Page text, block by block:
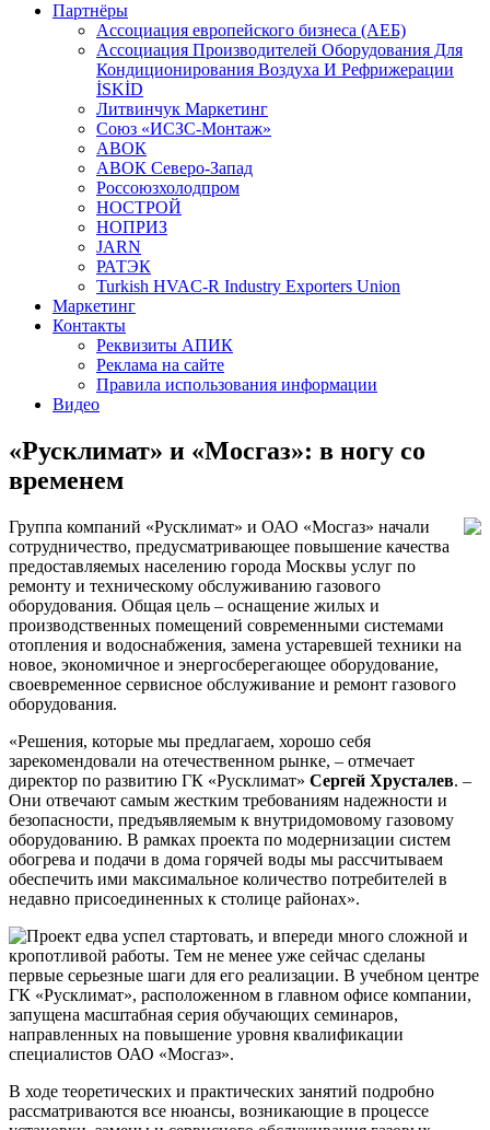
Партнёры
Ассоциация европейского бизнеса (АЕБ)
Aссоциация Производителей Оборудования Для
Кондиционирования Воздуха И Рефрижерации
İSKİD
Литвинчук Маркетинг
Союз «ИСЗС-Монтаж»
АВОК
АВОК Северо-Запад
Россоюзхолодпром
НОСТРОЙ
НОПРИЗ
JARN
РАТЭК
Turkish HVAC-R Industry Exporters Union
Маркетинг
Контакты
Реквизиты АПИК
Реклама на сайте
Правила использования информации
Видео
«Русклимат» и «Мосгаз»: в ногу со
временем
Группа компаний «Русклимат» и ОАО «Мосгаз» начали
сотрудничество, предусматривающее повышение качества
предоставляемых населению города Москвы услуг по
ремонту и техническому обслуживанию газового
оборудования. Общая цель – оснащение жилых и
производственных помещений современными системами
отопления и водоснабжения, замена устаревшей техники на
новое, экономичное и энергосберегающее оборудование,
своевременное сервисное обслуживание и ремонт газового
оборудования.
«Решения, которые мы предлагаем, хорошо себя
зарекомендовали на отечественном рынке, – отмечает
директор по развитию ГК «Русклимат» Сергей Хрусталев. –
Они отвечают самым жестким требованиям надежности и
безопасности, предъявляемым к внутридомовому газовому
оборудованию. В рамках проекта по модернизации систем
обогрева и подачи в дома горячей воды мы рассчитываем
обеспечить ими максимальное количество потребителей в
недавно присоединенных к столице районах».
Проект едва успел стартовать, и впереди много сложной и
кропотливой работы. Тем не менее уже сейчас сделаны
первые серьезные шаги для его реализации. В учебном центре
ГК «Русклимат», расположенном в главном офисе компании,
запущена масштабная серия обучающих семинаров,
направленных на повышение уровня квалификации
специалистов ОАО «Мосгаз».
В ходе теоретических и практических занятий подробно
рассматриваются все нюансы, возникающие в процессе